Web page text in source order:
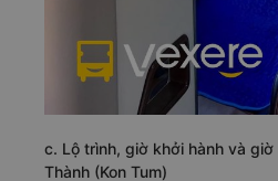
c. Lộ trình, giờ khởi hành và
Thành (Kon Tum)